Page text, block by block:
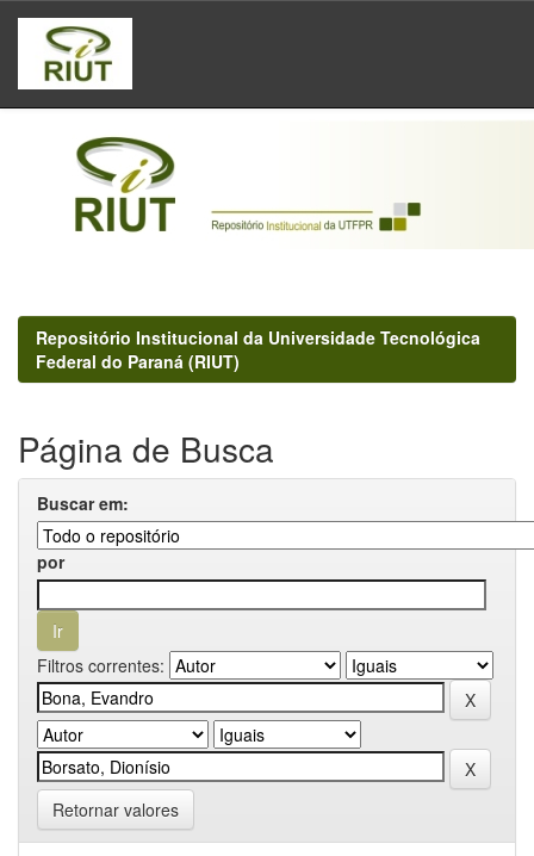
Skip
navigation
Repositório Institucional da Universidade Tecnológica
Federal do Paraná (RIUT)
Página de Busca
Buscar em:
por
Filtros correntes:
Retornar valores